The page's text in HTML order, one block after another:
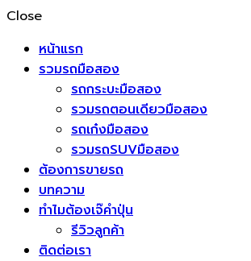
Close
หน้าแรก
รวมรถมือสอง
รถกระบะมือสอง
รวมรถตอนเดียวมือสอง
รถเก๋งมือสอง
รวมรถSUVมือสอง
ต้องการขายรถ
บทความ
ทำไมต้องเจ๊คำปุ่น
รีวิวลูกค้า
ติดต่อเรา